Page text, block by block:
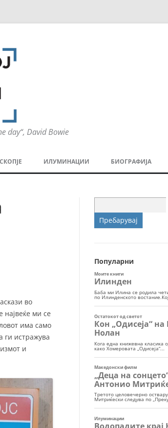
day“, David Bowie
СКОПЈЕ ИЛУМИНАЦИИ
СПОРТ
БИОГРАФИЈА
во
највеќе ми се
има само
ги истражува
и
за:
Популарни